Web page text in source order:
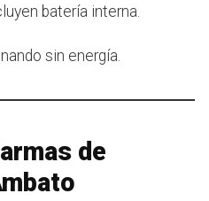
batería interna.
sin energía.
de